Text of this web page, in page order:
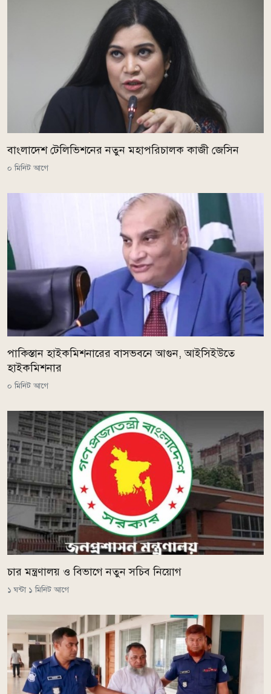
বাংলাদেশ টেলিভিশনের নতুন মহাপরিচালক কাজী জেসিন
০ মিনিট আগে
পাকিস্তান হাইকমিশনারের বাসভবনে আগুন, আইসিইউতে
হাইকমিশনার
০ মিনিট আগে
চার মন্ত্রণালয় ও বিভাগে নতুন সচিব নিয়োগ
১ ঘন্টা ১ মিনিট আগে